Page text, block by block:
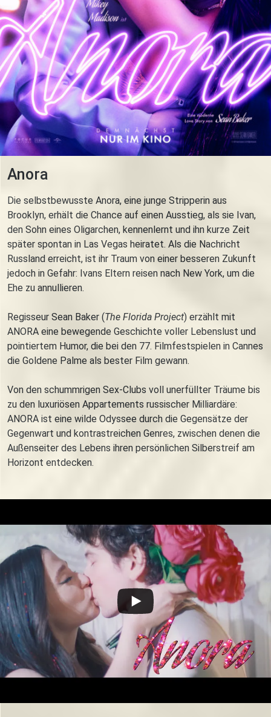
Anora
Die selbstbewusste Anora, eine junge Stripperin aus
Brooklyn, erhält die Chance auf einen Ausstieg, als sie Ivan,
den Sohn eines Oligarchen, kennenlernt und ihn kurze Zeit
später spontan in Las Vegas heiratet. Als die Nachricht
Russland erreicht, ist ihr Traum von einer besseren Zukunft
jedoch in Gefahr: Ivans Eltern reisen nach New York, um die
Ehe zu annullieren.
Regisseur Sean Baker (The Florida Project) erzählt mit
ANORA eine bewegende Geschichte voller Lebenslust und
pointiertem Humor, die bei den 77. Filmfestspielen in Cannes
die Goldene Palme als bester Film gewann.
Von den schummrigen Sex-Clubs voll unerfüllter Träume bis
zu den luxuriösen Appartements russischer Milliardäre:
ANORA ist eine wilde Odyssee durch die Gegensätze der
Gegenwart und kontrastreichen Genres, zwischen denen die
Außenseiter des Lebens ihren persönlichen Silberstreif am
Horizont entdecken.